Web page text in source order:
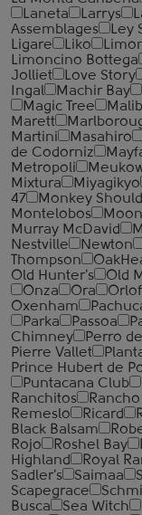
Laneta
Larrys
Assemblages
Ley
Ligare
Liko
Limoncino Bottega
Jolliet
Love Story
Ingal
Machir Bay
Magic Tree
Marett
Martini
Masahiro
de Codorniz
Metropoli
Mixtura
Miyagikyo
47
Monkey
Montelobos
Murray McDavid
Nestville
Newton
Thompson
Old Hunter's
Old
Onza
Ora
Oxenham
Parka
Passoa
Chimney
Perro
Pierre Vallet
Prince Hubert de
Puntacana Club
Ranchitos
Remeslo
Ricard
Black Balsam
Rojo
Roshel Bay
Highland
Royal
Sadler's
Saimaa
Scapegrace
Busca
Sea Witch